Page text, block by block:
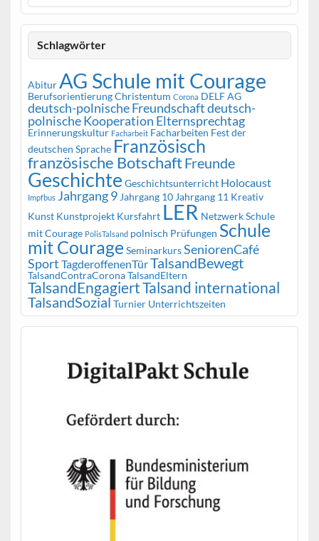
Schlagwörter
AbiturAG Schule mit Courage
BerufsorientierungChristentum Corona DELF AG
deutsch-polnische Freundschaftdeutsch-
polnische Kooperation Elternsprechtag
Erinnerungskultur Facharbeit Facharbeiten Fest der
deutschen Sprache Französisch
französische BotschaftFreunde
Geschichte Geschichtsunterricht Holocaust
Impfbus Jahrgang 9 Jahrgang 10 Jahrgang 11 Kreativ
Kunst Kunstprojekt Kursfahrt LER Netzwerk Schule
mit Courage PolisTalsand polnisch Prüfungen Schule
mit Courage SeminarkursSeniorenCafé
Sport TagderoffenenTürTalsandBewegt
TalsandContraCoronaTalsandEltern
TalsandEngagiertTalsand international
TalsandSozial Turnier Unterrichtszeiten